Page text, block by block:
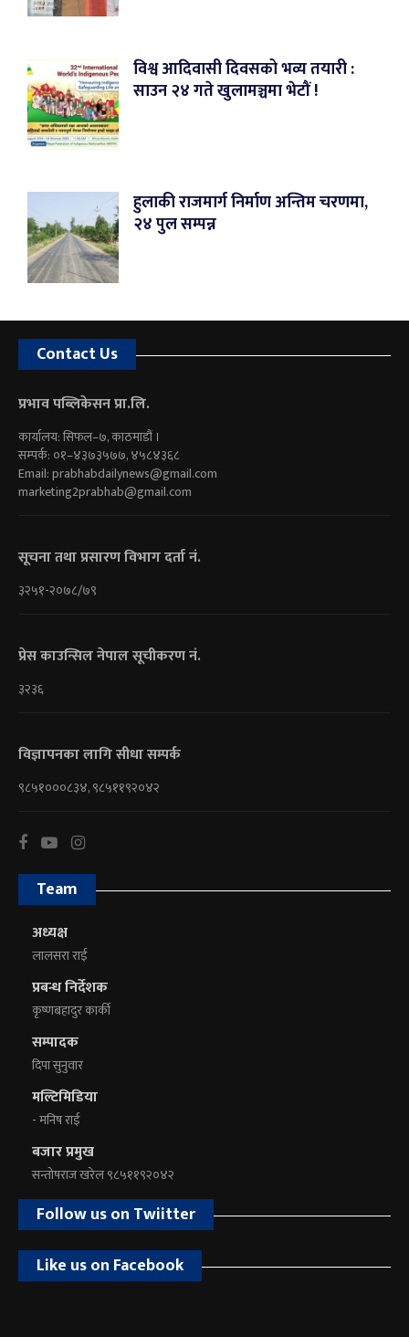
विश्व आदिवासी दिवसको भव्य तयारी :
साउन २४ गते खुलामञ्चमा भेटौं !
हुलाकी राजमार्ग निर्माण अन्तिम चरणमा,
२४ पुल सम्पन्न
Contact Us
प्रभाव पब्लिकेसन प्रा.लि.
कार्यालय: सिफल–७, काठमाडौं ।
सम्पर्क: ०१–४३७३५७७, ४५८४३६८
Email:prabhabdailynews@gmail.com
marketing2prabhab@gmail.com
सूचना तथा प्रसारण विभाग दर्ता नं.
३२५१-२०७८/७९
प्रेस काउन्सिल नेपाल सूचीकरण नं.
३२३६
विज्ञापनका लागि सीधा सम्पर्क
९८५१०००८३४, ९८५११९२०४२
Team
अध्यक्ष
लालसरा राई
प्रबन्ध निर्देशक
कृष्णबहादुर कार्की
सम्पादक
दिपा सुनुवार
मल्टिमिडिया
- मनिष राई
बजार प्रमुख
सन्तोषराज खरेल ९८५११९२०४२
Follow us on Twiitter
Like us on Facebook